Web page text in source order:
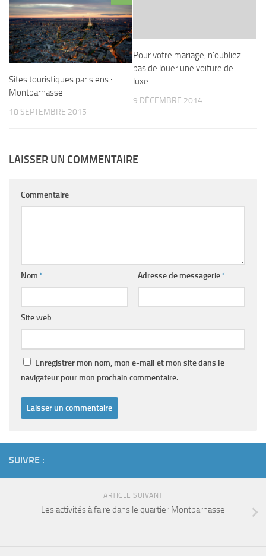
Sites touristiques parisiens :
Montparnasse
18 SEPTEMBRE 2015
Pour votre mariage, n’oubliez
pas de louer une voiture de
luxe
9 DÉCEMBRE 2014
LAISSER UN COMMENTAIRE
Commentaire
Nom * Adresse de messagerie*
Site web
Enregistrer mon nom, mon e-mail et mon site dans le
navigateur pour mon prochain commentaire.
SUIVRE :
ARTICLE SUIVANT
Les activités à faire dans le quartier Montparnasse